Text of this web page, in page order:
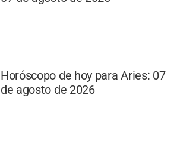
Horóscopo de hoy para Aries: 07
de agosto de 2026